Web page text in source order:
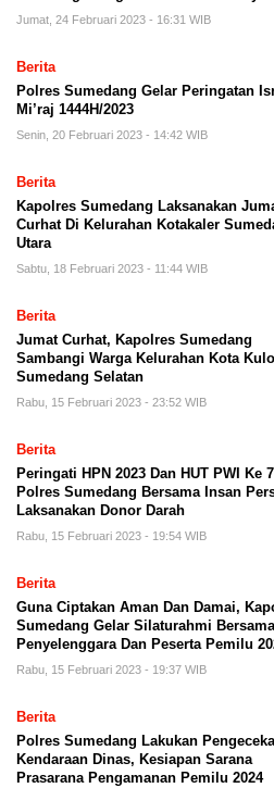
Jumat, 24 Februari 2023 - 16:31 WIB
Berita
Polres Sumedang Gelar Peringatan
Mi’raj 1444H/2023
Senin, 20 Februari 2023 - 14:42 WIB
Berita
Kapolres Sumedang Laksanakan
Curhat Di Kelurahan Kotakaler
Utara
Sabtu, 18 Februari 2023 - 11:44 WIB
Berita
Jumat Curhat, Kapolres Sumedang
Sambangi Warga Kelurahan Kota
Sumedang Selatan
Rabu, 15 Februari 2023 - 23:52 WIB
Berita
Peringati HPN 2023 Dan HUT PWI Ke
Polres Sumedang Bersama Insan
Laksanakan Donor Darah
Rabu, 15 Februari 2023 - 19:54 WIB
Berita
Guna Ciptakan Aman Dan Damai,
Sumedang Gelar Silaturahmi Bersama
Penyelenggara Dan Peserta Pemilu
Rabu, 15 Februari 2023 - 19:37 WIB
Berita
Polres Sumedang Lakukan
Kendaraan Dinas, Kesiapan Sarana
Prasarana Pengamanan Pemilu 2024